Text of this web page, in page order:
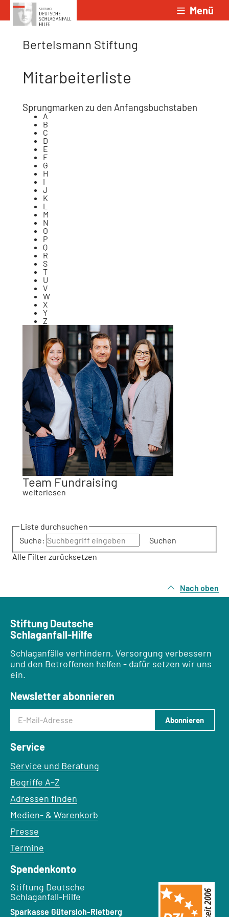
Zum Inhalt springen Menü
Bertelsmann Stiftung
Mitarbeiterliste
Sprungmarken zu den Anfangsbuchstaben
A
B
C
D
E
F
G
H
I
J
K
L
M
N
O
P
Q
R
S
T
U
V
W
X
Y
Z
Team Fundraising
weiterlesen
Liste durchsuchen
Suche:
Suchen
Alle Filter zurücksetzen
Nach oben
Stiftung Deutsche
Schlaganfall-Hilfe
Schlaganfälle verhindern, Versorgung verbessern
und den Betroffenen helfen - dafür setzen wir uns
ein.
Newsletter abonnieren
E-Mail-Adresse
Abonnieren
Service
Service und Beratung
Begriffe A–Z
Adressen finden
Medien- & Warenkorb
Presse
Termine
Spendenkonto
Empfänger:
Stiftung Deutsche
Schlaganfall-Hilfe
Bank:
Sparkasse Gütersloh-Rietberg